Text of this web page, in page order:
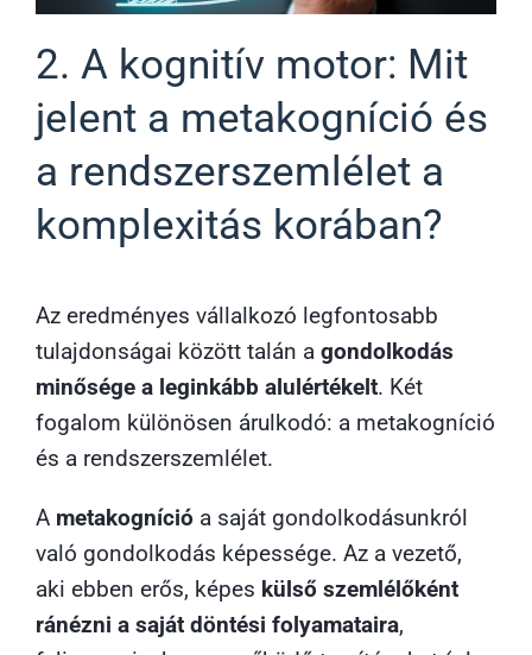
2. A kognitív motor: Mit
jelent a metakogníció és
a rendszerszemlélet a
komplexitás korában?
Az eredményes vállalkozó legfontosabb
tulajdonságai között talán a gondolkodás
minősége a leginkább alulértékelt. Két
fogalom különösen árulkodó: a metakogníció
és a rendszerszemlélet.
A metakogníció a saját gondolkodásunkról
való gondolkodás képessége. Az a vezető,
aki ebben erős, képes külső szemlélőként
ránézni a saját döntési folyamataira,